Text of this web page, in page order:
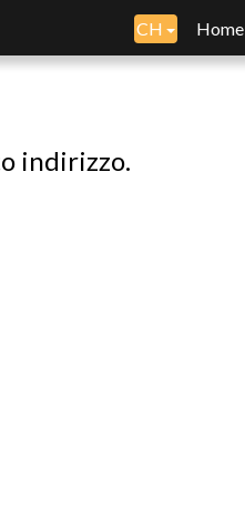
CH Home
indirizzo.